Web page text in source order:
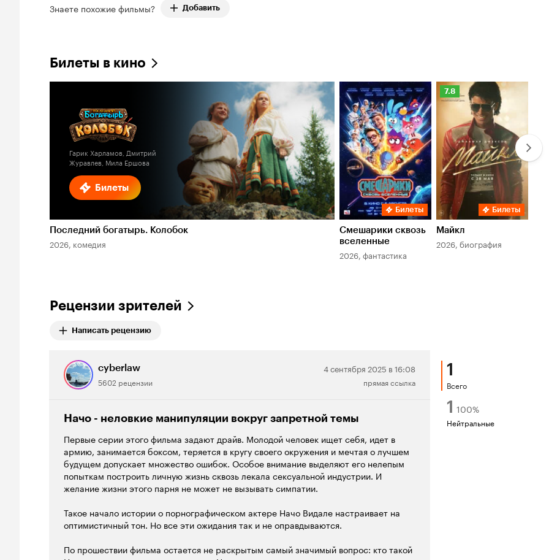
Знаете похожие фильмы? Добавить
Билеты в кино
Билеты
Гарик Харламов, Дмитрий
Журавлев, Мила Ершова
Последний богатырь. Колобок
2026, комедия
Билеты
Смешарики сквозь
вселенные
2026, фантастика
Рейтинг
Кинопоиска
7.8
Билеты
Майкл
2026, биография
Рецензии зрителей
Написать рецензию
cyberlaw
5602 рецензии
Нейтральная
рецензия
4 сентября 2025 в 16:08
прямая ссылка
Начо - неловкие манипуляции вокруг запретной темы
Первые серии этого фильма задают драйв. Молодой человек ищет себя, идет в
армию, занимается боксом, теряется в кругу своего окружения и мечтая о лучшем
будущем допускает множество ошибок. Особое внимание выделяют его нелепым
попыткам построить личную жизнь сквозь лекала сексуальной индустрии. И
желание жизни этого парня не может не вызывать симпатии.
Такое начало истории о порнографическом актере Начо Видале настраивает на
оптимистичный тон. Но все эти ожидания так и не оправдываются.
По прошествии фильма остается не раскрытым самый значимый вопрос: кто такой
1
Всего
1 100%
Нейтральные